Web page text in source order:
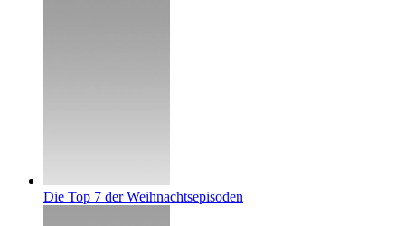
Die Top 7 der Weihnachtsepisoden